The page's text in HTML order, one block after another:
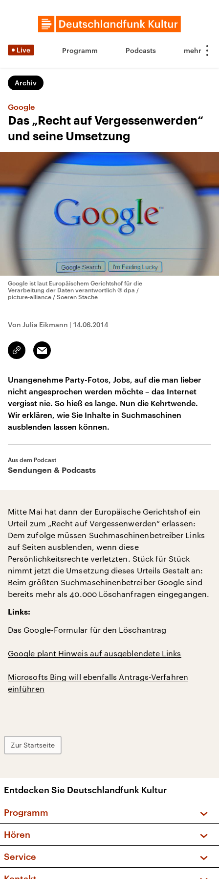
Live Programm Podcasts
Archiv
Google
Das „Recht auf Vergessenwerden“
und seine Umsetzung
Google ist laut Europäischem Gerichtshof für die
Verarbeitung der Daten verantwortlich © dpa /
picture-alliance / Soeren Stache
Von Julia Eikmann | 14.06.2014
Link
kopieren/teilen
Email
Unangenehme Party-Fotos, Jobs, auf die man lieber
nicht angesprochen werden möchte – das Internet
vergisst nie. So hieß es lange. Nun die Kehrtwende.
Wir erklären, wie Sie Inhalte in Suchmaschinen
ausblenden lassen können.
Aus dem Podcast
Sendungen & Podcasts
Mitte Mai hat dann der Europäische Gerichtshof ein
Urteil zum „Recht auf Vergessenwerden“ erlassen:
Dem zufolge müssen Suchmaschinenbetreiber Links
auf Seiten ausblenden, wenn diese
Persönlichkeitsrechte verletzten. Stück für Stück
nimmt jetzt die Umsetzung dieses Urteils Gestalt an:
Beim größten Suchmaschinenbetreiber Google sind
bereits mehr als 40.000 Löschanfragen eingegangen.
Links:
Das Google-Formular für den Löschantrag
Google plant Hinweis auf ausgeblendete Links
Microsofts Bing will ebenfalls Antrags-Verfahren
einführen
Zur Startseite
Entdecken Sie Deutschlandfunk Kultur
Programm
Sendungen und Podcasts
Musikliste
Hören
Frequenzen (UKW + DAB+)
Service
FAQ